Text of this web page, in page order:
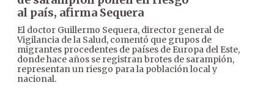
al país, afirma Sequera
El doctor Guillermo Sequera, director general de
Vigilancia de la Salud, comentó que grupos de
migrantes procedentes de países de Europa del Este,
donde hace años se registran brotes de sarampión,
representan un riesgo para la población local y
nacional.